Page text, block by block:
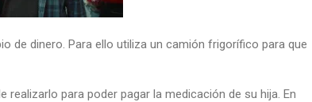
de dinero. Para ello utiliza un camión frigorífico para que
para poder pagar la medicación de su hija. En